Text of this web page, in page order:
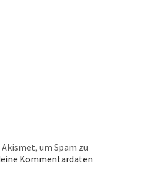
um Spam zu
Kommentardaten